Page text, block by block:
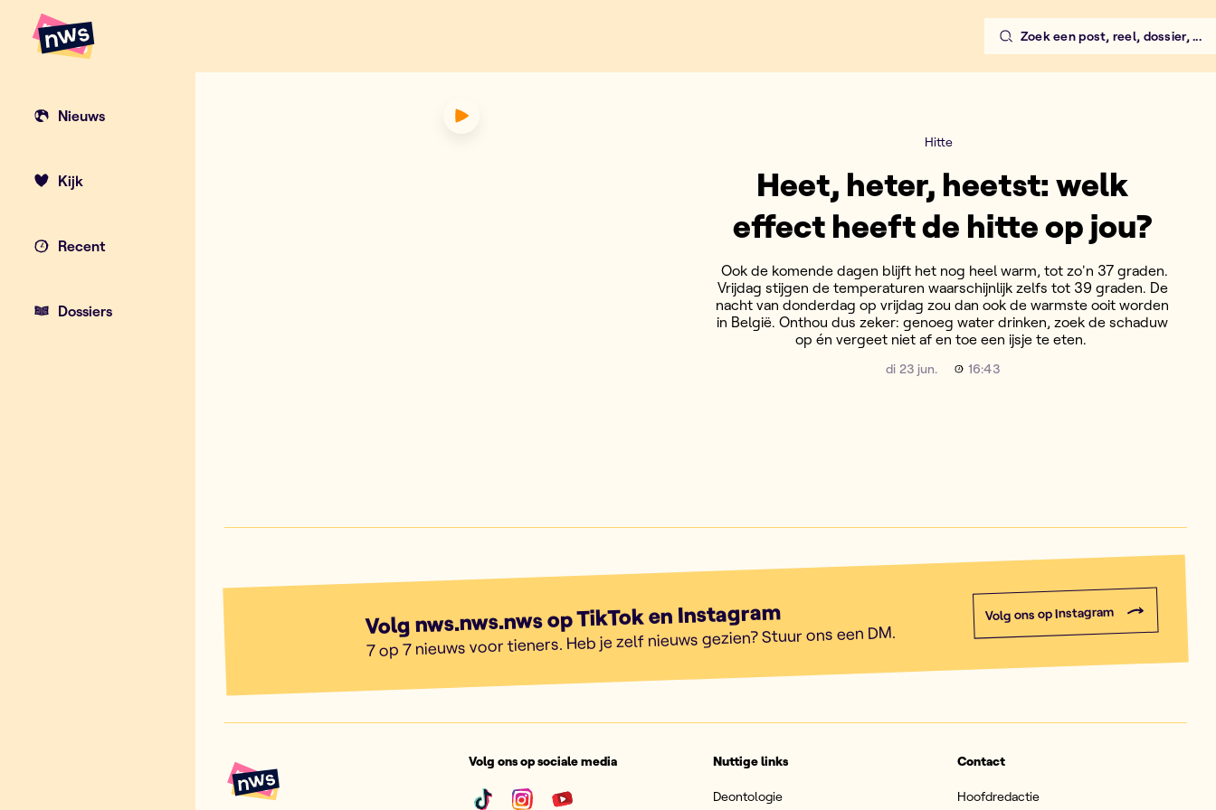
Zoek een post, reel, dossier, ...
Nieuws
Kijk
Recent
Dossiers
Heet, heter, heetst: welk effect heeft de hitte op jou?
Hitte
Heet, heter, heetst: welk
effect heeft de hitte op jou?
Ook de komende dagen blijft het nog heel warm, tot zo'n 37 graden.
Vrijdag stijgen de temperaturen waarschijnlijk zelfs tot 39 graden. De
nacht van donderdag op vrijdag zou dan ook de warmste ooit worden
in België. Onthou dus zeker: genoeg water drinken, zoek de schaduw
op én vergeet niet af en toe een ijsje te eten.
di 23 jun. 16:43
Volg nws.nws.nws op TikTok en Instagram
7 op 7 nieuws voor tieners. Heb je zelf nieuws gezien? Stuur ons een DM.
Volg ons op Instagram
Volg ons op sociale media Nuttige links
Deontologie
Contact
Hoofdredactie